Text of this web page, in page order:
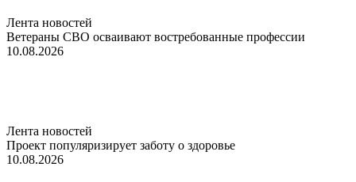
Лента новостей
Ветераны СВО осваивают востребованные профессии
10.08.2026
Лента новостей
Проект популяризирует заботу о здоровье
10.08.2026